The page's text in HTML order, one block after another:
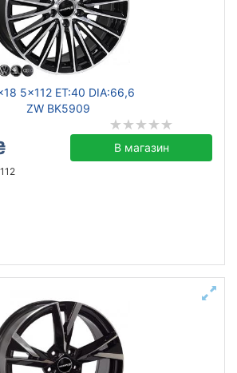
5x112 ET:40 DIA:66,6
ZW BK5909
В магазин